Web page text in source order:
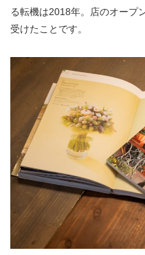
る転機は2018年。店のオープ
受けたことです。